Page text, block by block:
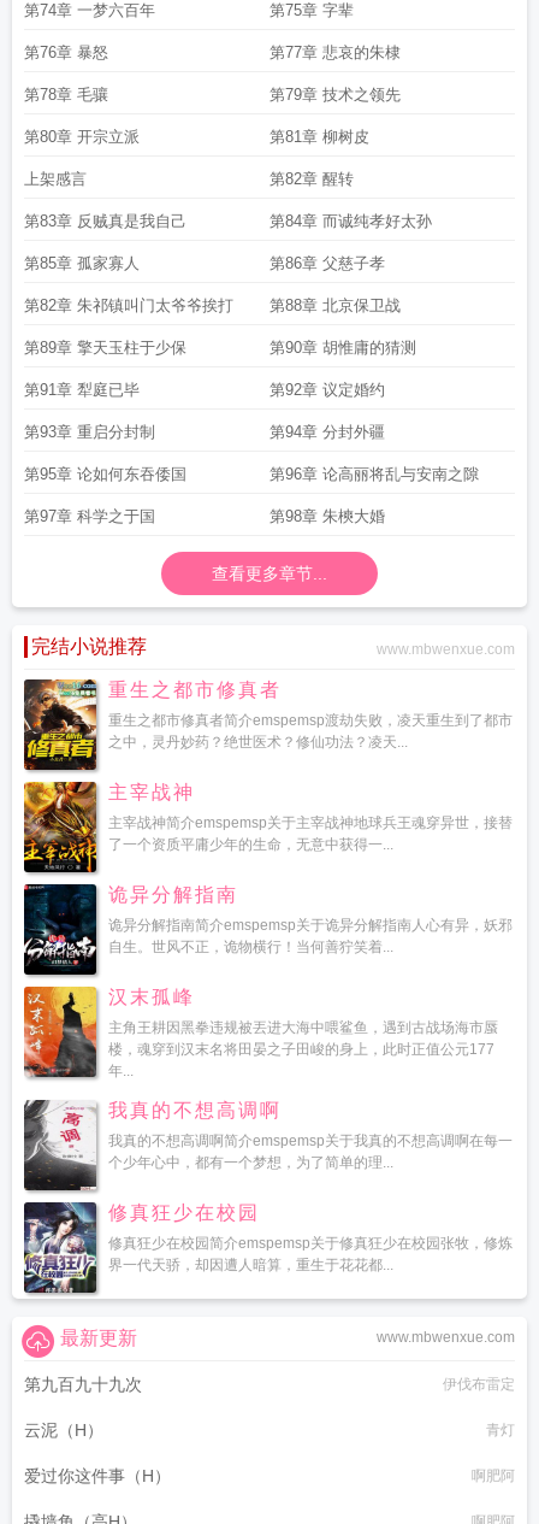
第74章 一梦六百年 第75章 字辈
第76章 暴怒 第77章 悲哀的朱棣
第78章 毛骧 第79章 技术之领先
第80章 开宗立派 第81章 柳树皮
上架感言 第82章 醒转
第83章 反贼真是我自己 第84章 而诚纯孝好太孙
第85章 孤家寡人 第86章 父慈子孝
第82章 朱祁镇叫门太爷爷挨打 第88章 北京保卫战
第89章 擎天玉柱于少保 第90章 胡惟庸的猜测
第91章 犁庭已毕 第92章 议定婚约
第93章 重启分封制 第94章 分封外疆
第95章 论如何东吞倭国 第96章 论高丽将乱与安南之隙
第97章 科学之于国 第98章 朱樉大婚
查看更多章节...
完结小说推荐 www.mbwenxue.com
重生之都市修真者
重生之都市修真者简介emspemsp渡劫失败，凌天重生到了都市
之中，灵丹妙药？绝世医术？修仙功法？凌天...
主宰战神
主宰战神简介emspemsp关于主宰战神地球兵王魂穿异世，接替
了一个资质平庸少年的生命，无意中获得一...
诡异分解指南
诡异分解指南简介emspemsp关于诡异分解指南人心有异，妖邪
自生。世风不正，诡物横行！当何善狞笑着...
汉末孤峰
主角王耕因黑拳违规被丟进大海中喂鲨鱼，遇到古战场海市蜃
楼，魂穿到汉末名将田晏之子田峻的身上，此时正值公元177
年...
我真的不想高调啊
我真的不想高调啊简介emspemsp关于我真的不想高调啊在每一
个少年心中，都有一个梦想，为了简单的理...
修真狂少在校园
修真狂少在校园简介emspemsp关于修真狂少在校园张牧，修炼
界一代天骄，却因遭人暗算，重生于花花都...
www.mbwenxue.com
最新更新
第九百九十九次 伊伐布雷定
云泥（H） 青灯
爱过你这件事（H） 啊肥阿